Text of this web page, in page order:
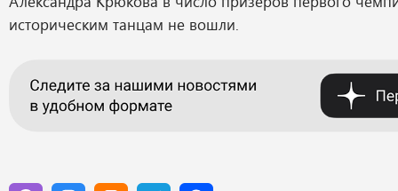
историческим танцам не вошли.